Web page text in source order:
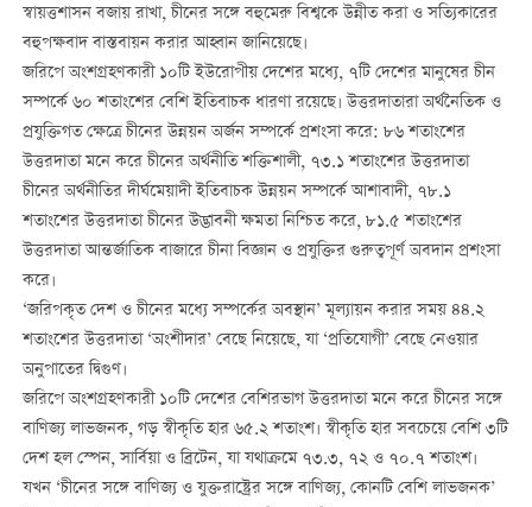
স্বায়ত্তশাসন বজায় রাখা, চীনের সঙ্গে বহুমেরু বিশ্বকে উন্নীত করা ও সত্যিকারের
বহুপক্ষবাদ বাস্তবায়ন করার আহ্বান জানিয়েছে।
জরিপে অংশগ্রহণকারী ১০টি ইউরোপীয় দেশের মধ্যে, ৭টি দেশের মানুষের চীন
সম্পর্কে ৬০ শতাংশের বেশি ইতিবাচক ধারণা রয়েছে। উত্তরদাতারা অর্থনৈতিক ও
প্রযুক্তিগত ক্ষেত্রে চীনের উন্নয়ন অর্জন সম্পর্কে প্রশংসা করে: ৮৬ শতাংশের
উত্তরদাতা মনে করে চীনের অর্থনীতি শক্তিশালী, ৭৩.১ শতাংশের উত্তরদাতা
চীনের অর্থনীতির দীর্ঘমেয়াদী ইতিবাচক উন্নয়ন সম্পর্কে আশাবাদী, ৭৮.১
শতাংশের উত্তরদাতা চীনের উদ্ভাবনী ক্ষমতা নিশ্চিত করে, ৮১.৫ শতাংশের
উত্তরদাতা আন্তর্জাতিক বাজারে চীনা বিজ্ঞান ও প্রযুক্তির গুরুত্বপূর্ণ অবদান প্রশংসা
করে।
‘জরিপকৃত দেশ ও চীনের মধ্যে সম্পর্কের অবস্থান’ মূল্যায়ন করার সময় ৪৪.২
শতাংশের উত্তরদাতা ‘অংশীদার’ বেছে নিয়েছে, যা ‘প্রতিযোগী’ বেছে নেওয়ার
অনুপাতের দ্বিগুণ।
জরিপে অংশগ্রহণকারী ১০টি দেশের বেশিরভাগ উত্তরদাতা মনে করে চীনের সঙ্গে
বাণিজ্য লাভজনক, গড় স্বীকৃতি হার ৬৫.২ শতাংশ। স্বীকৃতি হার সবচেয়ে বেশি ৩টি
দেশ হল স্পেন, সার্বিয়া ও ব্রিটেন, যা যথাক্রমে ৭৩.৩, ৭২ ও ৭০.৭ শতাংশ।
যখন ‘চীনের সঙ্গে বাণিজ্য ও যুক্তরাষ্ট্রের সঙ্গে বাণিজ্য, কোনটি বেশি লাভজনক’